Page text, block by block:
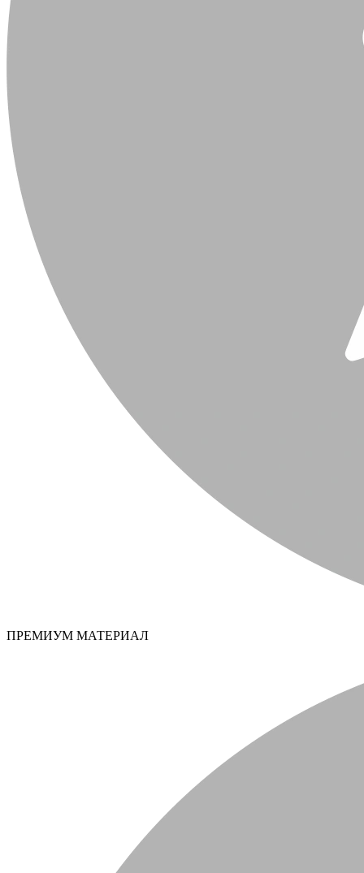
ПРЕМИУМ МАТЕРИАЛ